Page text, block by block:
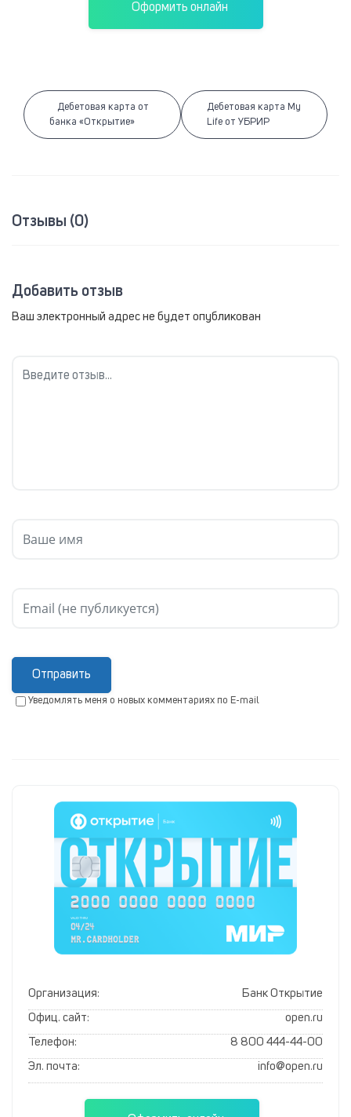
Оформить онлайн
Дебетовая карта от
банка «Открытие»
Дебетовая карта My
Life от УБРИР
Отзывы (0)
Добавить отзыв
Ваш электронный адрес не будет опубликован
Отправить
Уведомлять меня о новых комментариях по E-mail
Организация: Банк Открытие
Офиц. сайт: open.ru
Телефон: 8 800 444-44-00
Эл. почта: info@open.ru